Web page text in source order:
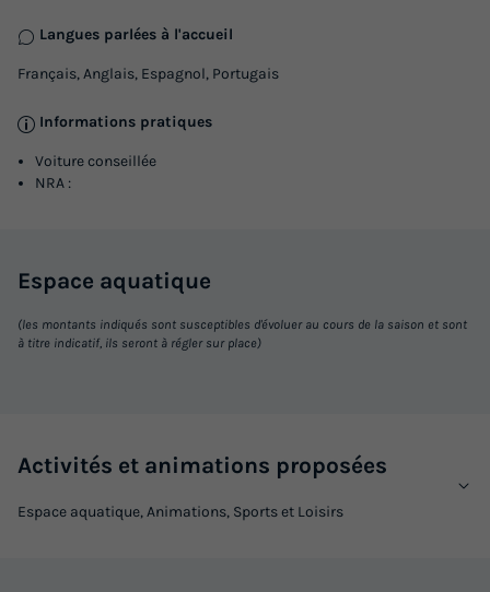
Langues parlées à l'accueil
Français, Anglais, Espagnol, Portugais
Informations pratiques
Voiture conseillée
NRA :
Espace aquatique
(les montants indiqués sont susceptibles d'évoluer au cours de la saison et sont
à titre indicatif, ils seront à régler sur place)
Activités et animations proposées
Espace aquatique, Animations, Sports et Loisirs